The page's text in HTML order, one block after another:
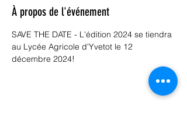
À propos de l'événement
SAVE THE DATE - L'édition 2024 se tiendra
au Lycée Agricole d'Yvetot le 12
décembre 2024!